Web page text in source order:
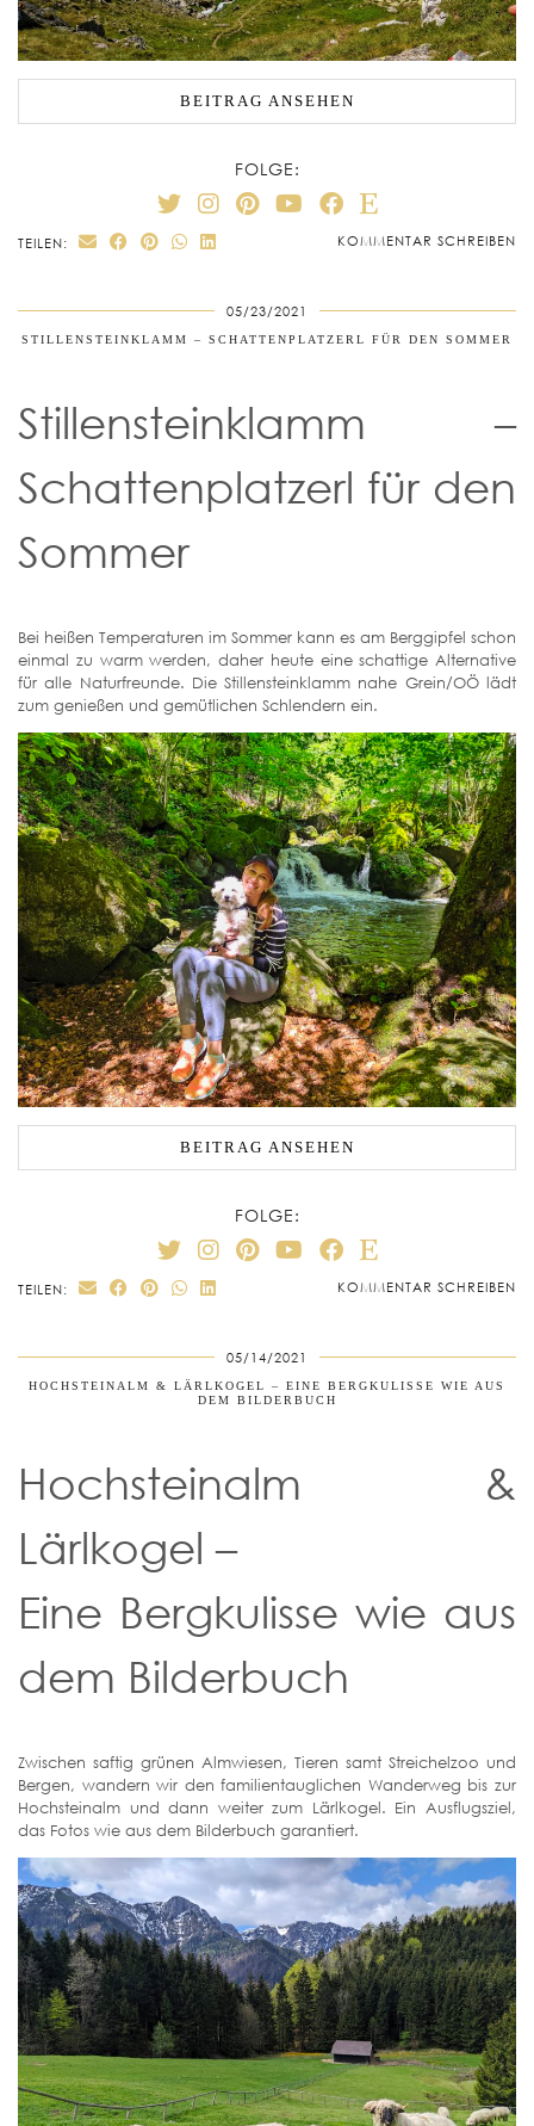
BEITRAG ANSEHEN
FOLGE:
TEILEN: KOMMENTAR SCHREIBEN
05/23/2021
STILLENSTEINKLAMM – SCHATTENPLATZERL FÜR DEN SOMMER
Stillensteinklamm –
Schattenplatzerl für den
Sommer
Bei heißen Temperaturen im Sommer kann es am Berggipfel schon
einmal zu warm werden, daher heute eine schattige Alternative
für alle Naturfreunde. Die Stillensteinklamm nahe Grein/OÖ lädt
zum genießen und gemütlichen Schlendern ein.
BEITRAG ANSEHEN
FOLGE:
TEILEN: KOMMENTAR SCHREIBEN
05/14/2021
HOCHSTEINALM & LÄRLKOGEL – EINE BERGKULISSE WIE AUS
DEM BILDERBUCH
Hochsteinalm &
Lärlkogel –
Eine Bergkulisse wie aus
dem Bilderbuch
Zwischen saftig grünen Almwiesen, Tieren samt Streichelzoo und
Bergen, wandern wir den familientauglichen Wanderweg bis zur
Hochsteinalm und dann weiter zum Lärlkogel. Ein Ausflugsziel,
das Fotos wie aus dem Bilderbuch garantiert.